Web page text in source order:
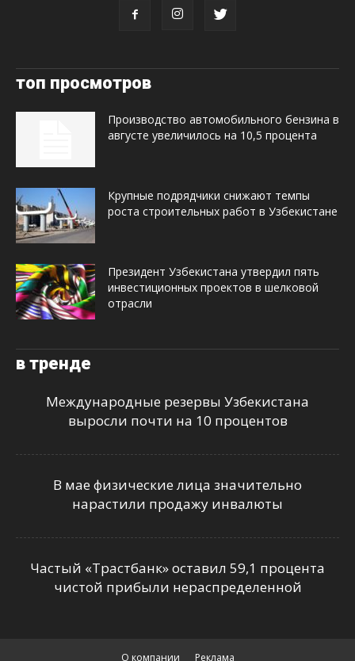
топ просмотров
Производство автомобильного бензина в
августе увеличилось на 10,5 процента
Крупные подрядчики снижают темпы
роста строительных работ в Узбекистане
Президент Узбекистана утвердил пять
инвестиционных проектов в шелковой
отрасли
в тренде
Международные резервы Узбекистана
выросли почти на 10 процентов
В мае физические лица значительно
нарастили продажу инвалюты
Частый «Трастбанк» оставил 59,1 процента
чистой прибыли нераспределенной
О компании Реклама